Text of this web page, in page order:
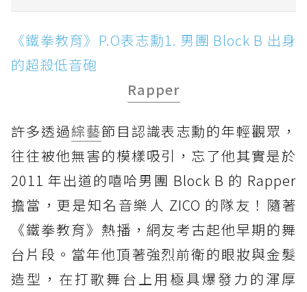
的超殺低音砲 Rapper
《鐵拳教育》P.O表志勳2. 綜藝感爆棚！《新西
遊記》、《大逃出》呆萌形象深植人心
EQ 面對惡評！
《鐵拳教育》P.O表志勳4. 15年神仙友誼！與宋
旻浩情同兄弟
《鐵拳教育》P.O表志勳5. 戲裡戲外都正義！高
中曾與宋旻浩聯手反校園霸凌
《鐵拳教育》P.O表志勳6. 導演親自指名！全因
他的呆萌感是最完美的奉靳代
《鐵拳教育》P.O表志勳1. 男團 Block B 出身
的超殺低音砲
Rapper
許多透過綜藝節目認識表志勳的年輕觀眾，
往往被他無害的模樣吸引，忘了他其實是於
2011 年出道的嘻哈男團 Block B 的 Rapper
擔當，更是知名音樂人 ZICO 的隊友！隨著
《鐵拳教育》熱播，網友考古起他早期的舞
台片段。當年他頂著強烈前衛的眼妝與金髮
造型，在打歌舞台上用極具爆發力的渾厚